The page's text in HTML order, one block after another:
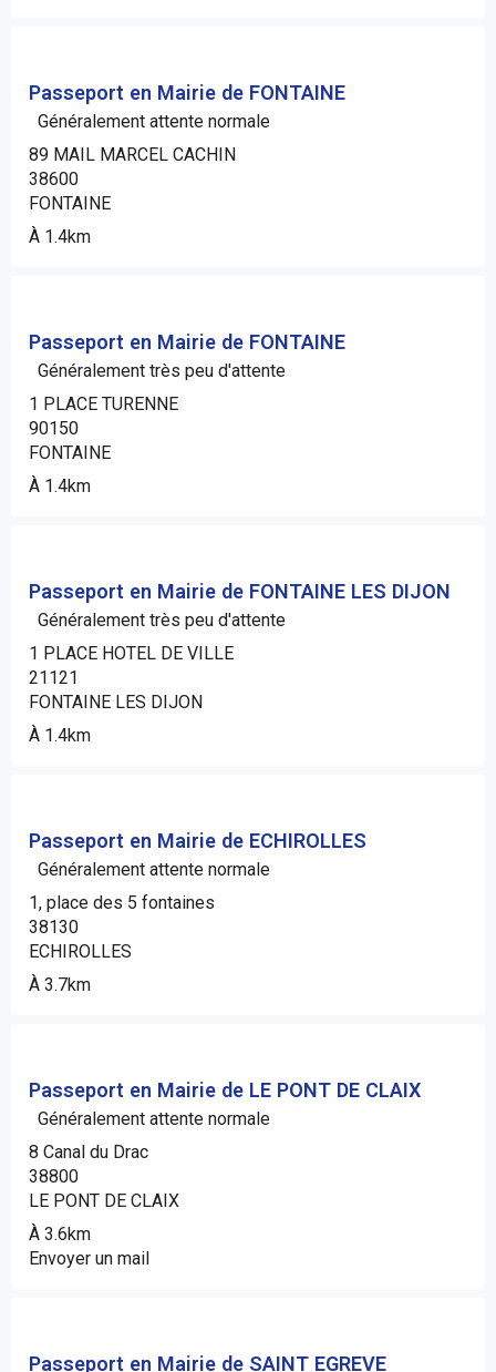
Passeport en Mairie de FONTAINE
Généralement attente normale
89 MAIL MARCEL CACHIN
38600
FONTAINE
À 1.4km
Passeport en Mairie de FONTAINE
Généralement très peu d'attente
1 PLACE TURENNE
90150
FONTAINE
À 1.4km
Passeport en Mairie de FONTAINE LES DIJON
Généralement très peu d'attente
1 PLACE HOTEL DE VILLE
21121
FONTAINE LES DIJON
À 1.4km
Passeport en Mairie de ECHIROLLES
Généralement attente normale
1, place des 5 fontaines
38130
ECHIROLLES
À 3.7km
Passeport en Mairie de LE PONT DE CLAIX
Généralement attente normale
8 Canal du Drac
38800
LE PONT DE CLAIX
À 3.6km
Envoyer un mail
Passeport en Mairie de SAINT EGREVE